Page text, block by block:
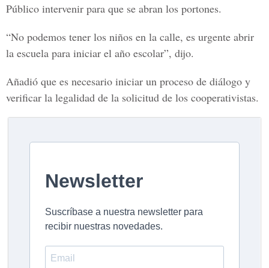
Público intervenir para que se abran los portones.
“No podemos tener los niños en la calle, es urgente abrir
la escuela para iniciar el año escolar”, dijo.
Añadió que es necesario iniciar un proceso de diálogo y
verificar la legalidad de la solicitud de los cooperativistas.